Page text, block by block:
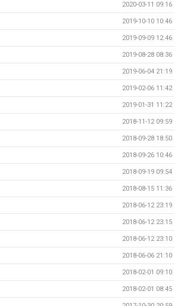
2020-03-11 09:16
2019-10-10 10:46
2019-09-09 12:46
2019-08-28 08:36
2019-06-04 21:19
2019-02-06 11:42
2019-01-31 11:22
2018-11-12 09:59
2018-09-28 18:50
2018-09-26 10:46
2018-09-19 09:54
2018-08-15 11:36
2018-06-12 23:19
2018-06-12 23:15
2018-06-12 23:10
2018-06-06 21:10
2018-02-01 09:10
2018-02-01 08:45